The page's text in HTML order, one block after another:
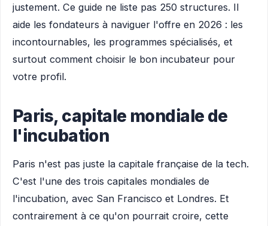
justement. Ce guide ne liste pas 250 structures. Il
aide les fondateurs à naviguer l'offre en 2026 : les
incontournables, les programmes spécialisés, et
surtout comment choisir le bon incubateur pour
votre profil.
Paris, capitale mondiale de
l'incubation
Paris n'est pas juste la capitale française de la tech.
C'est l'une des trois capitales mondiales de
l'incubation, avec San Francisco et Londres. Et
contrairement à ce qu'on pourrait croire, cette